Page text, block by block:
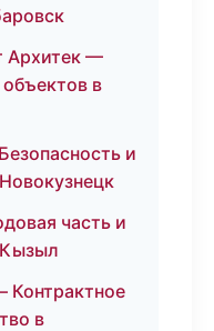
Архитек —
в
и
часть и
Кызыл
в